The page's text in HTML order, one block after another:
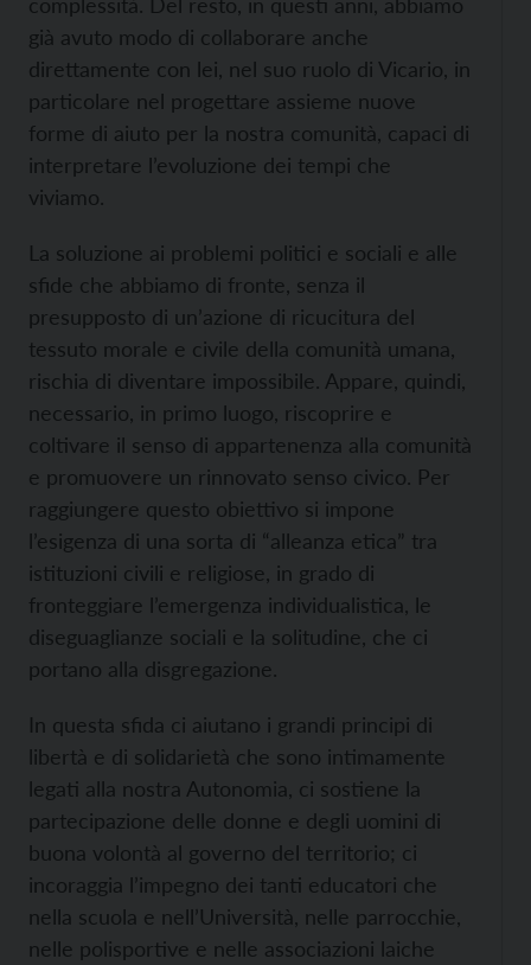
già avuto modo di collaborare anche
direttamente con lei, nel suo ruolo di Vicario, in
particolare nel progettare assieme nuove
forme di aiuto per la nostra comunità, capaci di
interpretare l’evoluzione dei tempi che
viviamo.
La soluzione ai problemi politici e sociali e alle
sfide che abbiamo di fronte, senza il
presupposto di un’azione di ricucitura del
tessuto morale e civile della comunità umana,
rischia di diventare impossibile. Appare, quindi,
necessario, in primo luogo, riscoprire e
coltivare il senso di appartenenza alla comunità
e promuovere un rinnovato senso civico. Per
raggiungere questo obiettivo si impone
l’esigenza di una sorta di “alleanza etica” tra
istituzioni civili e religiose, in grado di
fronteggiare l’emergenza individualistica, le
diseguaglianze sociali e la solitudine, che ci
portano alla disgregazione.
In questa sfida ci aiutano i grandi principi di
libertà e di solidarietà che sono intimamente
legati alla nostra Autonomia, ci sostiene la
partecipazione delle donne e degli uomini di
buona volontà al governo del territorio; ci
incoraggia l’impegno dei tanti educatori che
nella scuola e nell’Università, nelle parrocchie,
nelle polisportive e nelle associazioni laiche